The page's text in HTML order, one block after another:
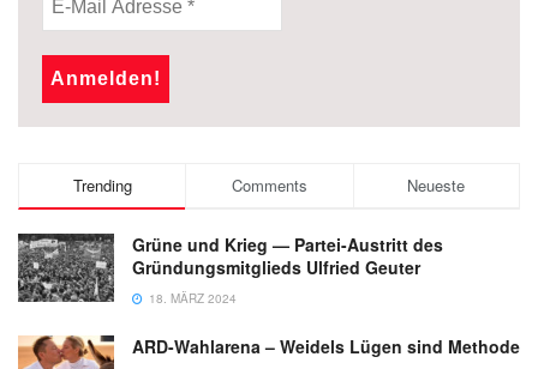
Trending Comments Neueste
Grüne und Krieg — Partei-Austritt des
Gründungsmitglieds Ulfried Geuter
18. MÄRZ 2024
ARD-Wahlarena – Weidels Lügen sind Methode